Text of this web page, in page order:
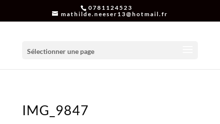
0781124523
mathilde.neeser13@hotmail.fr
Sélectionner une page
IMG_9847